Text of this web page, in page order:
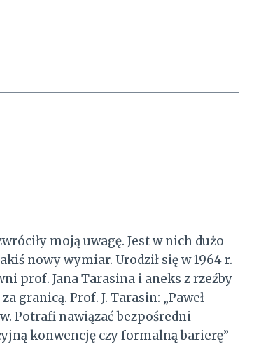
moją uwagę. Jest w nich dużo
nowy wymiar. Urodził się w 1964 r.
prof. Jana Tarasina i aneks z rzeźby
granicą. Prof. J. Tarasin: „Paweł
Potrafi nawiązać bezpośredni
konwencję czy formalną barierę”